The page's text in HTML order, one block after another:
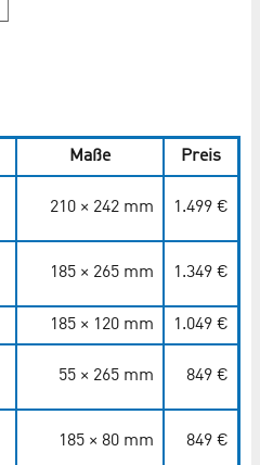
Maße Preis
210 × 242 mm 1.499 €
185 × 265 mm 1.349 €
185 × 120 mm 1.049 €
55 × 265 mm 849 €
185 × 80 mm 849 €